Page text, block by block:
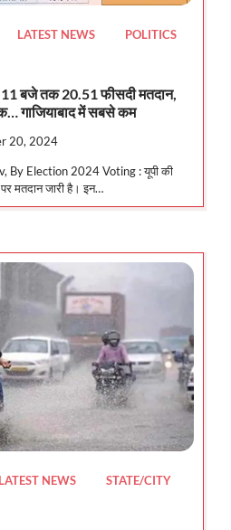
LATEST NEWS POLITICS
बजे तक 20.51 फीसदी मतदान,
गाजियाबाद में सबसे कम
20, 2024
By Election 2024 Voting : यूपी की
पर मतदान जारी है। इन…
LATEST NEWS STATE/CITY